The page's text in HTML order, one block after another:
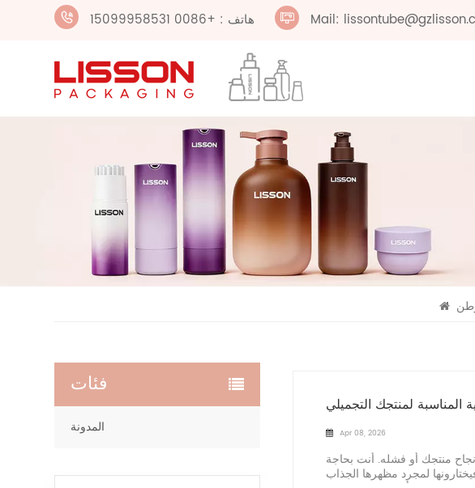
هاتف : +0086 15099958531 Mail:
المناسبة لمنتجك التجميلي
Apr 08, 2026
نجاح منتجك أو فشله. أنت بحاجة
لمجرد مظهرها الجذاب
فئات
المدونة